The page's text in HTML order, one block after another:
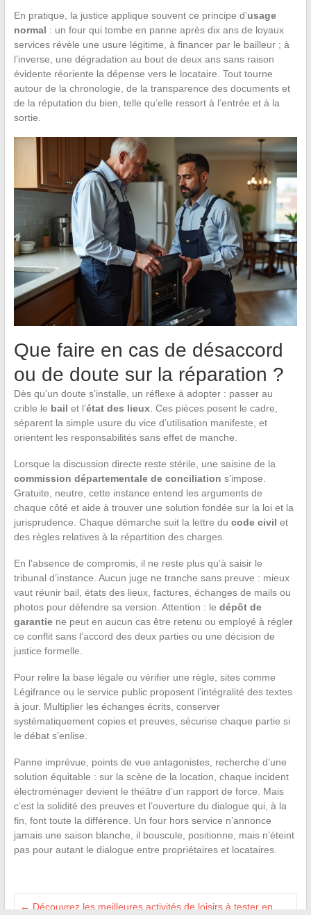
En pratique, la justice applique souvent ce principe d’usage
normal : un four qui tombe en panne après dix ans de loyaux
services révèle une usure légitime, à financer par le bailleur ; à
l’inverse, une dégradation au bout de deux ans sans raison
évidente réoriente la dépense vers le locataire. Tout tourne
autour de la chronologie, de la transparence des documents et
de la réputation du bien, telle qu’elle ressort à l’entrée et à la
sortie.
Que faire en cas de désaccord
ou de doute sur la réparation ?
Dès qu’un doute s’installe, un réflexe à adopter : passer au
crible le bail et l’état des lieux. Ces pièces posent le cadre,
séparent la simple usure du vice d’utilisation manifeste, et
orientent les responsabilités sans effet de manche.
Lorsque la discussion directe reste stérile, une saisine de la
commission départementale de conciliation s’impose.
Gratuite, neutre, cette instance entend les arguments de
chaque côté et aide à trouver une solution fondée sur la loi et la
jurisprudence. Chaque démarche suit la lettre du code civil et
des règles relatives à la répartition des charges.
En l’absence de compromis, il ne reste plus qu’à saisir le
tribunal d’instance. Aucun juge ne tranche sans preuve : mieux
vaut réunir bail, états des lieux, factures, échanges de mails ou
photos pour défendre sa version. Attention : le dépôt de
garantiene peut en aucun cas être retenu ou employé à régler
ce conflit sans l’accord des deux parties ou une décision de
justice formelle.
Pour relire la base légale ou vérifier une règle, sites comme
Légifrance ou le service public proposent l’intégralité des textes
à jour. Multiplier les échanges écrits, conserver
systématiquement copies et preuves, sécurise chaque partie si
le débat s’enlise.
Panne imprévue, points de vue antagonistes, recherche d’une
solution équitable : sur la scène de la location, chaque incident
électroménager devient le théâtre d’un rapport de force. Mais
c’est la solidité des preuves et l’ouverture du dialogue qui, à la
fin, font toute la différence. Un four hors service n’annonce
jamais une saison blanche, il bouscule, positionne, mais n’éteint
pas pour autant le dialogue entre propriétaires et locataires.
← Découvrez les meilleures activités de loisirs à tester en